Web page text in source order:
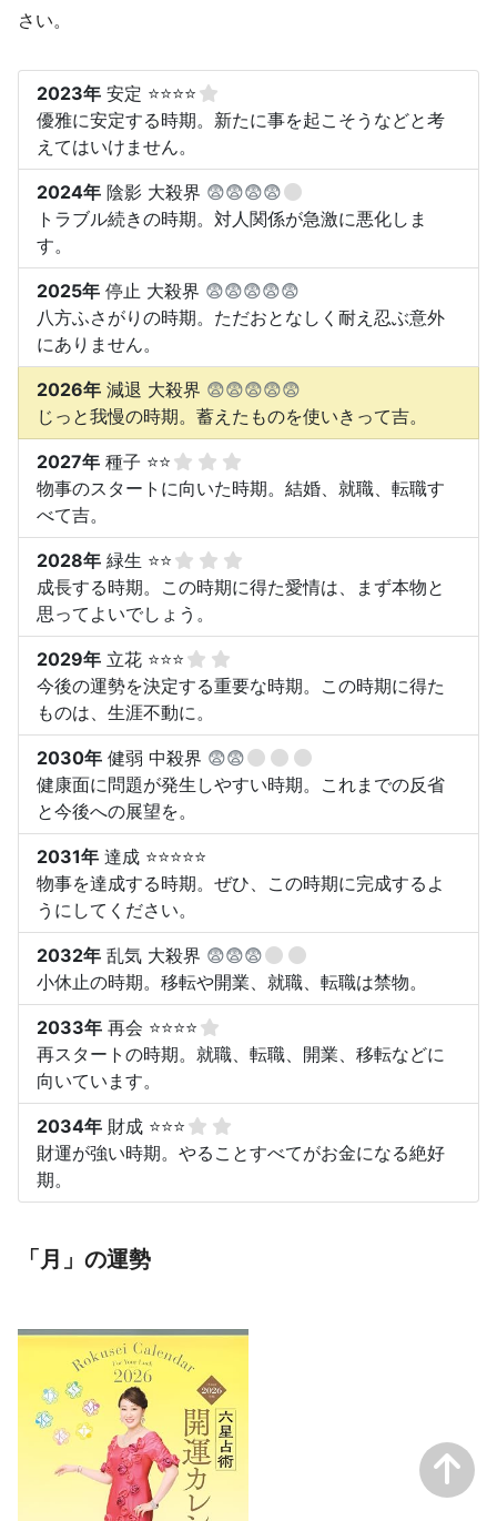
さい。
2023年 安定 ⭐⭐⭐⭐
優雅に安定する時期。新たに事を起こそうなどと考
えてはいけません。
2024年 陰影 大殺界 😨😨😨😨
トラブル続きの時期。対人関係が急激に悪化しま
す。
2025年 停止 大殺界 😨😨😨😨😨
八方ふさがりの時期。ただおとなしく耐え忍ぶ意外
にありません。
2026年 減退 大殺界 😨😨😨😨😨
じっと我慢の時期。蓄えたものを使いきって吉。
2027年 種子 ⭐⭐
物事のスタートに向いた時期。結婚、就職、転職す
べて吉。
2028年 緑生 ⭐⭐
成長する時期。この時期に得た愛情は、まず本物と
思ってよいでしょう。
2029年 立花 ⭐⭐⭐
今後の運勢を決定する重要な時期。この時期に得た
ものは、生涯不動に。
2030年 健弱 中殺界 😨😨
健康面に問題が発生しやすい時期。これまでの反省
と今後への展望を。
2031年 達成 ⭐⭐⭐⭐⭐
物事を達成する時期。ぜひ、この時期に完成するよ
うにしてください。
2032年 乱気 大殺界 😨😨😨
小休止の時期。移転や開業、就職、転職は禁物。
2033年 再会 ⭐⭐⭐⭐
再スタートの時期。就職、転職、開業、移転などに
向いています。
2034年 財成 ⭐⭐⭐
財運が強い時期。やることすべてがお金になる絶好
期。
「月」の運勢